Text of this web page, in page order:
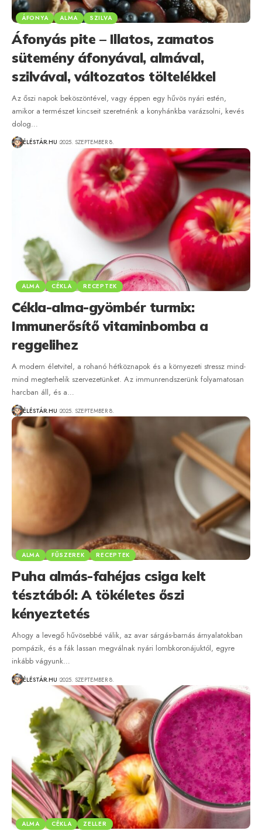
ÁFONYA ALMA SZILVA
Áfonyás pite – Illatos, zamatos
sütemény áfonyával, almával,
szilvával, változatos töltelékkel
Az őszi napok beköszöntével, vagy éppen egy hűvös nyári estén,
amikor a természet kincseit szeretnénk a konyhánkba varázsolni, kevés
dolog…
ÉLÉSTÁR.HU 2025. SZEPTEMBER 8.
ALMA CÉKLA RECEPTEK
Cékla-alma-gyömbér turmix:
Immunerősítő vitaminbomba a
reggelihez
A modern életvitel, a rohanó hétköznapok és a környezeti stressz mind-
mind megterhelik szervezetünket. Az immunrendszerünk folyamatosan
harcban áll, és a…
ÉLÉSTÁR.HU 2025. SZEPTEMBER 8.
ALMA FŰSZEREK RECEPTEK
Puha almás-fahéjas csiga kelt
tésztából: A tökéletes őszi
kényeztetés
Ahogy a levegő hűvösebbé válik, az avar sárgás-barnás árnyalatokban
pompázik, és a fák lassan megválnak nyári lombkoronájuktól, egyre
inkább vágyunk…
ÉLÉSTÁR.HU 2025. SZEPTEMBER 8.
ALMA CÉKLA ZELLER